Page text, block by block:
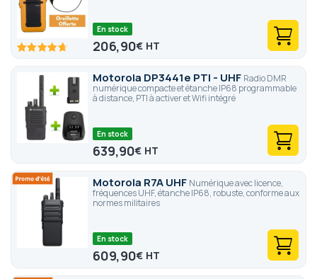
94.4100
En stock
206,90€
Motorola DP3441e PTI - UHF Radio DMR
numérique compacte et étanche IP68 programmable
à distance, PTI à activer et Wifi intégré
En stock
639,90€
Motorola R7A UHF Numérique avec licence,
fréquences UHF, étanche IP68, robuste, conforme aux
normes militaires
En stock
609,90€